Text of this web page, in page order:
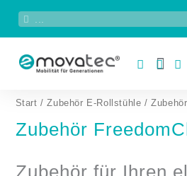
Inhalt
springen
Suche
Suche
Start /Zubehör E-Rollstühle /
Zubehör